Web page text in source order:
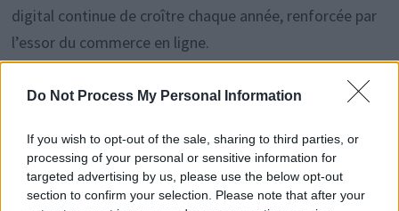
Do Not Process My Personal Information
If you wish to opt-out of the sale, sharing to third parties, or
processing of your personal or sensitive information for
targeted advertising by us, please use the below opt-out
section to confirm your selection. Please note that after your
digital continue de croître chaque année, renforcée par
l’essor du commerce en ligne.
Rechercher
RECHERCHER